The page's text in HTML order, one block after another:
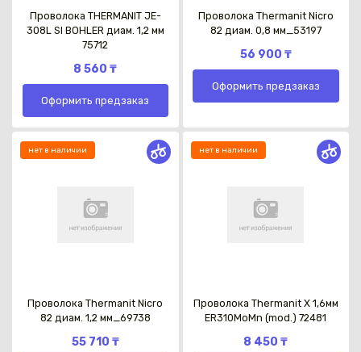
Проволока ТHERMANIT JE-
308L SI BOHLER диам. 1,2 мм
75712
8 560 ₸
Оформить предзаказ
Проволока Thermanit Nicro
82 диам. 0,8 мм_53197
56 900 ₸
Оформить предзаказ
нет в наличии
Проволока Thermanit Nicro
82 диам. 1,2 мм_69738
55 710 ₸
нет в наличии
Проволока Thermanit X 1,6мм
ER310MoMn (mod.) 72481
8 450 ₸